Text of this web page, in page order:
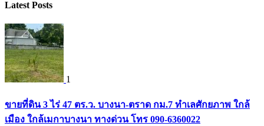
Latest Posts
1
ขายที่ดิน 3 ไร่ 47 ตร.ว. บางนา-ตราด กม.7 ทำเลศักยภาพ ใกล้
เมือง ใกล้เมกาบางนา ทางด่วน โทร 090-6360022